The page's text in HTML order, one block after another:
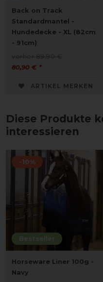
Back on Track
Standardmantel -
Hundedecke - XL (82cm
- 91cm)
vorher 89,90 €
80,90 € *
ARTIKEL MERKEN
Diese Produkte
interessieren
Bestseller
-10%
Horseware Liner 100g -
Navy